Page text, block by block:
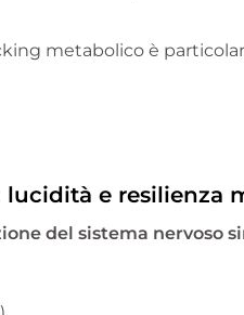
metabolico è
lucidità e resilienza
del sistema nervoso